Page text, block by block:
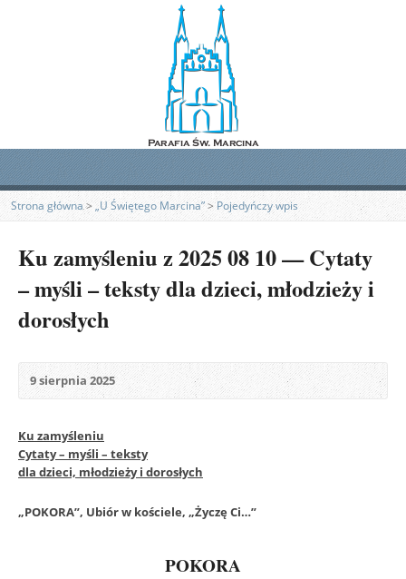
Strona główna> „U Świętego Marcina” >Pojedyńczy wpis
Ku zamyśleniu z 2025 08 10 — Cytaty
– myśli – teksty dla dzieci, młodzieży i
dorosłych
9 sierpnia 2025
Ku zamyśleniu
Cytaty – myśli – teksty
dla dzieci, młodzieży i dorosłych
„POKORA”, Ubiór w kościele, „Życzę Ci…”
POKORA